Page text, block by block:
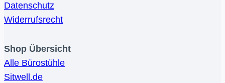
Datenschutz
Widerrufsrecht
Shop Übersicht
Alle Bürostühle
Sitwell.de